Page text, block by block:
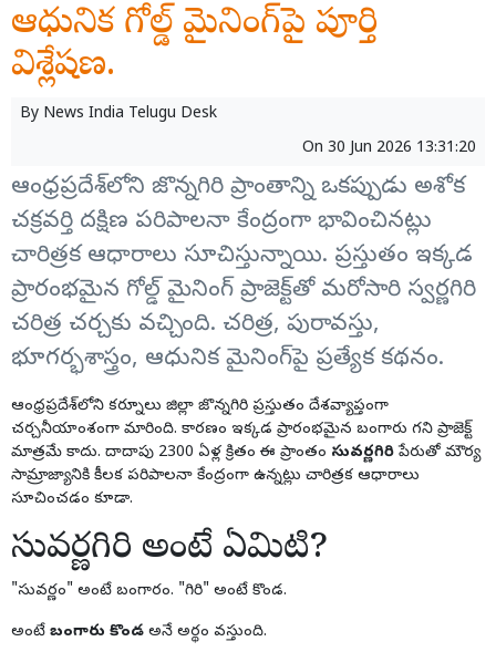
ఆధునిక గోల్డ్ మైనింగ్‌పై పూర్తి
విశ్లేషణ.
By News India Telugu Desk
On 30 Jun 2026 13:31:20
ఆంధ్రప్రదేశ్‌లోని జొన్నగిరి ప్రాంతాన్ని ఒకప్పుడు అశోక
చక్రవర్తి దక్షిణ పరిపాలనా కేంద్రంగా భావించినట్లు
చారిత్రక ఆధారాలు సూచిస్తున్నాయి. ప్రస్తుతం ఇక్కడ
ప్రారంభమైన గోల్డ్ మైనింగ్ ప్రాజెక్ట్‌తో మరోసారి స్వర్ణగిరి
చరిత్ర చర్చకు వచ్చింది. చరిత్ర, పురావస్తు,
భూగర్భశాస్త్రం, ఆధునిక మైనింగ్‌పై ప్రత్యేక కథనం.
ఆంధ్రప్రదేశ్‌లోని కర్నూలు జిల్లా జొన్నగిరి ప్రస్తుతం దేశవ్యాప్తంగా
చర్చనీయాంశంగా మారింది. కారణం ఇక్కడ ప్రారంభమైన బంగారు గని ప్రాజెక్ట్
మాత్రమే కాదు. దాదాపు 2300 ఏళ్ల క్రితం ఈ ప్రాంతం సువర్ణగిరి పేరుతో మౌర్య
సామ్రాజ్యానికి కీలక పరిపాలనా కేంద్రంగా ఉన్నట్లు చారిత్రక ఆధారాలు
సూచించడం కూడా.
సువర్ణగిరి అంటే ఏమిటి?
"సువర్ణం" అంటే బంగారం. "గిరి" అంటే కొండ.
అంటే బంగారు కొండ అనే అర్థం వస్తుంది.